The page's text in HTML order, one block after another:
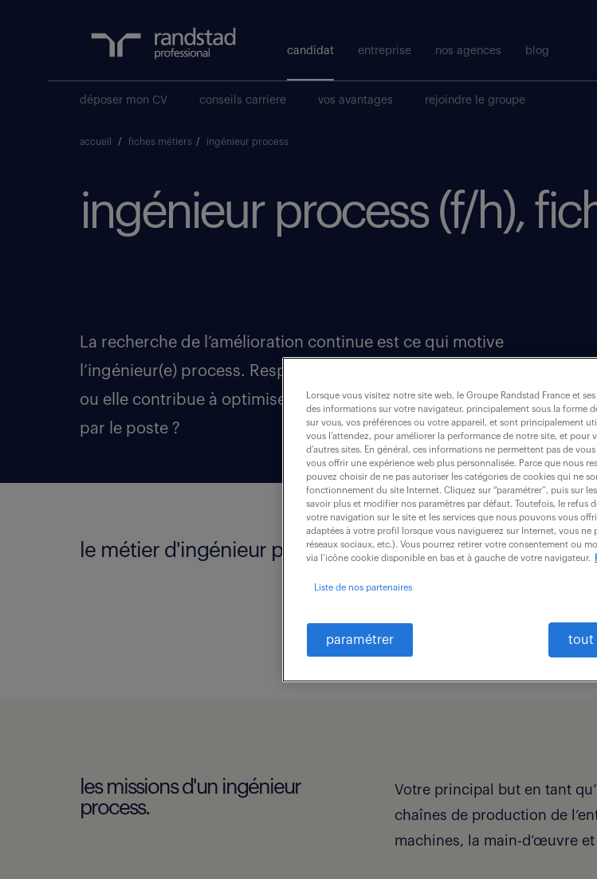
candidat entreprise nos agences blog
déposer mon CV conseils carriere vos avantages rejoindre le groupe
accueil / fiches métiers / ingénieur process
ingénieur process (f/h),
La recherche de l’amélioration continue est ce qui motive
l’ingénieur(e) process. Responsable des procédés de fabrication, il
ou elle contribue à optimiser la productivité de l’entreprise. Tenté(e)
par le poste ?
le métier d'ingénieur process. missions
les missions d'un ingénieur
process.
Votre principal but en tant
chaînes de production de
machines, la main-d’œuvre
Lorsque vous visitez notre site web, le Groupe Randstad France et
des informations sur votre navigateur, principalement sous la forme
sur vous, vos préférences ou votre appareil, et sont principalement
vous l’attendez, pour améliorer la performance de notre site, et pour
d’autres sites. En général, ces informations ne permettent pas de
vous offrir une expérience web plus personnalisée. Parce que nous
pouvez choisir de ne pas autoriser les catégories de cookies qui ne
fonctionnement du site Internet. Cliquez sur “paramétrer”, puis sur
savoir plus et modifier nos paramètres par défaut. Toutefois, le refus
votre navigation sur le site et les services que nous pouvons vous
adaptées à votre profil lorsque vous naviguerez sur Internet, vous ne
réseaux sociaux, etc.). Vous pourrez retirer votre consentement ou
via l’icône cookie disponible en bas et à gauche de votre navigateur.
Liste de nos partenaires
paramétrer tout